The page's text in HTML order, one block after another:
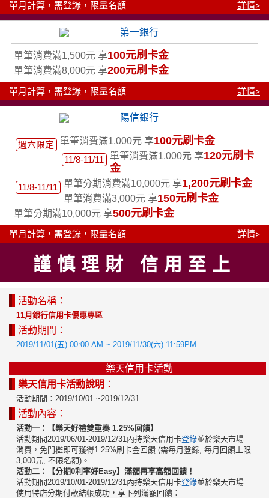
單月計算，需登錄，限量名額 詳情>
單筆消費滿1,500元 享100元刷卡金
單筆消費滿8,000元 享200元刷卡金
單月計算，需登錄，限量名額 詳情>
週六限定 單筆消費滿1,000元 享100元刷卡金
11/8-11/11 單筆消費滿1,000元 享120元刷卡
金
11/8-11/11 單筆分期消費滿10,000元 享1,200元刷卡金
單筆消費滿3,000元 享150元刷卡金
單筆分期滿10,000元 享500元刷卡金
單月計算，需登錄，限量名額 詳情>
謹慎理財 信用至上
活動名稱：
11月銀行信用卡優惠專區
活動期間：
2019/11/01(五) 00:00 AM ~ 2019/11/30(六) 11:59PM
樂天信用卡活動
樂天信用卡活動說明 ：
活動期間：2019/10/01 ~2019/12/31
活動內容：
活動一：【樂天好禮雙重奏 1.25%回饋】
活動期間2019/06/01-2019/12/31內持樂天信用卡登錄並於樂天市場
消費，免門檻即可獲得1.25%刷卡金回饋 (需每月登錄, 每月回饋上限
3,000元, 不限名額)。
活動二：【分期0利率好Easy】滿額再享高額回饋！
活動期間2019/10/01-2019/12/31內持樂天信用卡登錄並於樂天市場
使用特店分期付款結帳成功，享下列滿額回饋：